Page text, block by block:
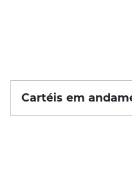
Cartéis em